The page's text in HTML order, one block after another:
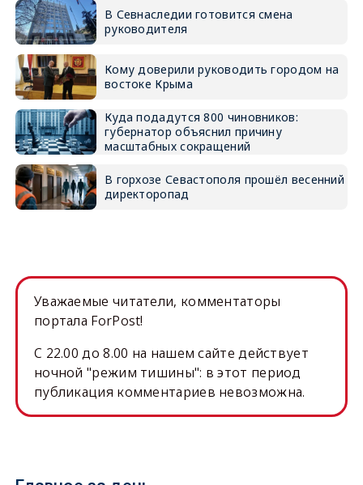
В Севнаследии готовится смена
руководителя
Кому доверили руководить городом на
востоке Крыма
Куда подадутся 800 чиновников:
губернатор объяснил причину
масштабных сокращений
В горхозе Севастополя прошёл весенний
директоропад
Уважаемые читатели, комментаторы
портала ForPost!
C 22.00 до 8.00 на нашем сайте действует
ночной "режим тишины": в этот период
публикация комментариев невозможна.